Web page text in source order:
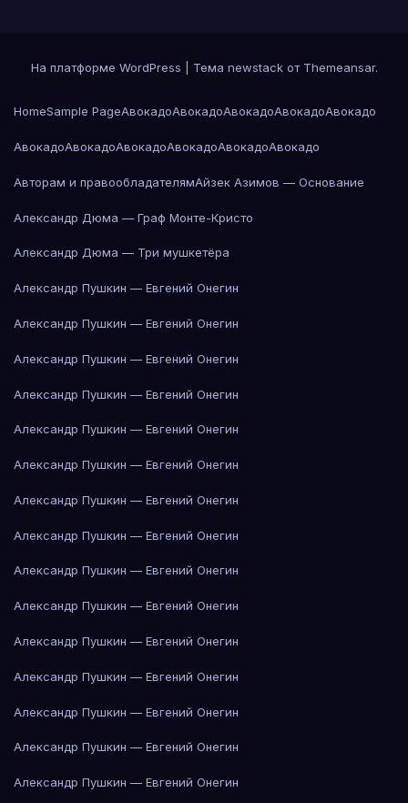
На платформе WordPress Тема newstack от Themeansar.
HomeSample PageАвокадоАвокадоАвокадоАвокадоАвокадо
АвокадоАвокадоАвокадоАвокадоАвокадоАвокадо
Авторам и правообладателямАйзек Азимов — Основание
Александр Дюма — Граф Монте-Кристо
Александр Дюма — Три мушкетёра
Александр Пушкин — Евгений Онегин
Александр Пушкин — Евгений Онегин
Александр Пушкин — Евгений Онегин
Александр Пушкин — Евгений Онегин
Александр Пушкин — Евгений Онегин
Александр Пушкин — Евгений Онегин
Александр Пушкин — Евгений Онегин
Александр Пушкин — Евгений Онегин
Александр Пушкин — Евгений Онегин
Александр Пушкин — Евгений Онегин
Александр Пушкин — Евгений Онегин
Александр Пушкин — Евгений Онегин
Александр Пушкин — Евгений Онегин
Александр Пушкин — Евгений Онегин
Александр Пушкин — Евгений Онегин